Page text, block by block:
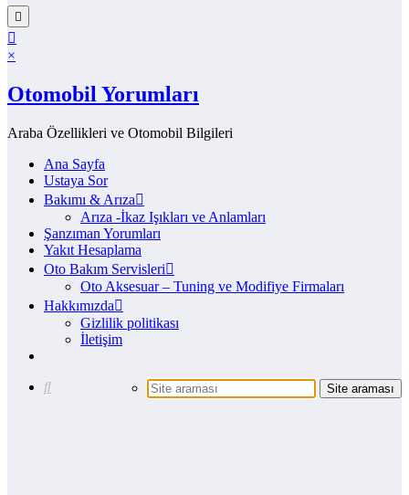
×
Otomobil Yorumları
Araba Özellikleri ve Otomobil Bilgileri
Ana Sayfa
Ustaya Sor
Bakımı & Arıza
Arıza -İkaz Işıkları ve Anlamları
Şanzıman Yorumları
Yakıt Hesaplama
Oto Bakım Servisleri
Oto Aksesuar – Tuning ve Modifiye Firmaları
Hakkımızda
Gizlilik politikası
İletişim